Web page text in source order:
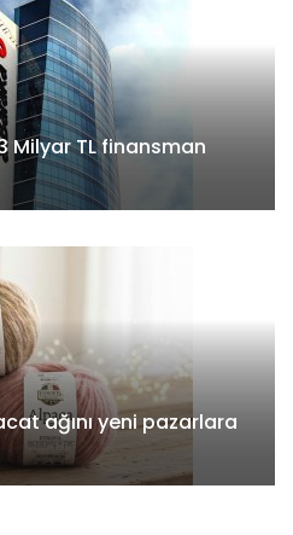
Milyar TL finansman
ağını yeni pazarlara